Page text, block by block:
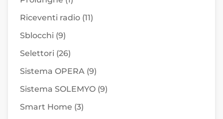
Riceventi radio (11)
Sblocchi (9)
Selettori (26)
Sistema OPERA (9)
Sistema SOLEMYO (9)
Smart Home (3)